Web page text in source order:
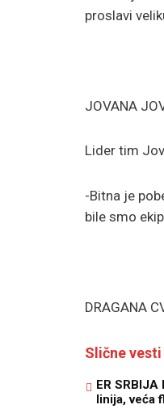
proslavi
JOVANA
Lider tim
-Bitna je
bile smo
DRAGANA
Slične vesti
ER
linija, veća